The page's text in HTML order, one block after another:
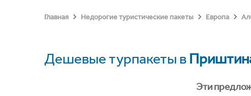
Главная Недорогие туристические пакеты Европа
Дешевые турпакеты в
Эти